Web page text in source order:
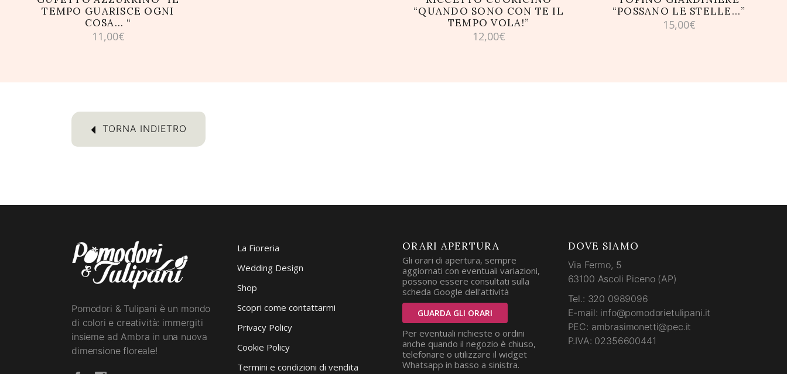
TEMPO GUARISCE OGNI
COSA… “
11,00€
“QUANDO SONO CON TE IL
TEMPO VOLA!”
12,00€
“POSSANO LE STELLE…”
15,00€
TORNA INDIETRO
Pomodori & Tulipani è un mondo
di colori e creatività: immergiti
insieme ad Ambra in una nuova
dimensione floreale!
La Fioreria
Wedding Design
Shop
Scopri come contattarmi
Privacy Policy
Cookie Policy
Termini e condizioni di vendita
ORARI APERTURA
Gli orari di apertura, sempre
aggiornati con eventuali variazioni,
possono essere consultati sulla
scheda Google dell'attività
GUARDA GLI ORARI
Per eventuali richieste o ordini
anche quando il negozio è chiuso,
telefonare o utilizzare il widget
Whatsapp in basso a sinistra.
DOVE SIAMO
Via Fermo, 5
63100 Ascoli Piceno (AP)
Tel.: 320 0989096
E-mail: info@pomodorietulipani.it
PEC: ambrasimonetti@pec.it
P.IVA: 02356600441